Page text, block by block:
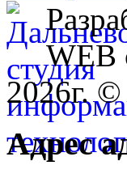
WEB
2026г.
Адрес